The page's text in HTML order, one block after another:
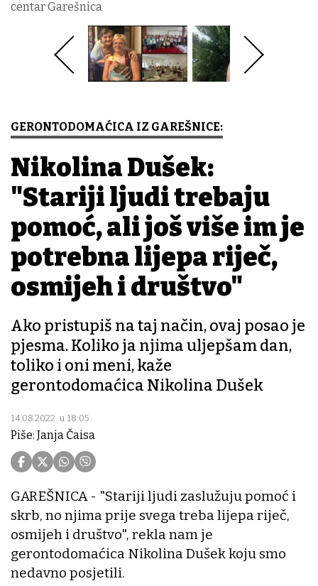
centar Garešnica
GERONTODOMAĆICA IZ GAREŠNICE:
Nikolina Dušek:
"Stariji ljudi trebaju
pomoć, ali još više im je
potrebna lijepa riječ,
osmijeh i društvo"
Ako pristupiš na taj način, ovaj posao je
pjesma. Koliko ja njima uljepšam dan,
toliko i oni meni, kaže
gerontodomaćica Nikolina Dušek
14.08.2022. u 18:05
Piše: Janja Čaisa
GAREŠNICA - "Stariji ljudi zaslužuju pomoć i
skrb, no njima prije svega treba lijepa riječ,
osmijeh i društvo", rekla nam je
gerontodomaćica Nikolina Dušek koju smo
nedavno posjetili.